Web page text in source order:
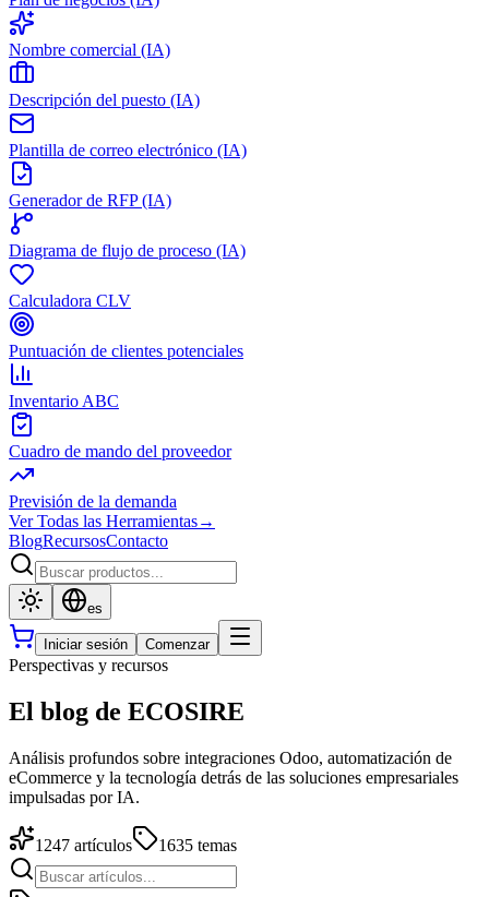
Nombre comercial (IA)
Descripción del puesto (IA)
Plantilla de correo electrónico (IA)
Generador de RFP (IA)
Diagrama de flujo de proceso (IA)
Calculadora CLV
Puntuación de clientes potenciales
Inventario ABC
Cuadro de mando del proveedor
Previsión de la demanda
Ver Todas las Herramientas→
BlogRecursosContacto
es
Iniciar sesión Comenzar
Perspectivas y recursos
El blog de ECOSIRE
Análisis profundos sobre integraciones Odoo, automatización de
eCommerce y la tecnología detrás de las soluciones empresariales
impulsadas por IA.
1247 artículos 1635 temas